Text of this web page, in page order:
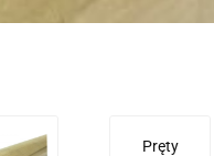
Pręty